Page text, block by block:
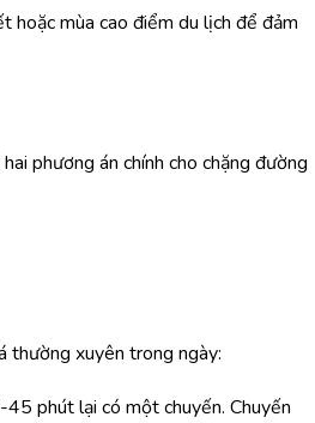
hoặc mùa cao điểm du lịch để đảm
phương án chính cho chặng đường
thường xuyên trong ngày:
phút lại có một chuyến. Chuyến